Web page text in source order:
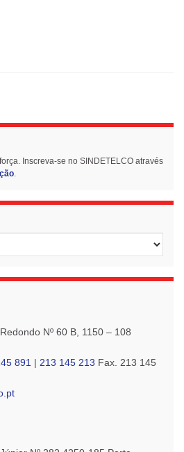
Inscreva-se no SINDETELCO através
Nº 60 B, 1150 – 108
891 | 213 145 213 Fax. 213 145